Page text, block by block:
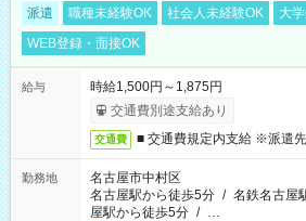
派遣 職種未経験OK 社会人未経験OK 大
WEB登録・面接OK
給与
時給1,500円～1,875円
交通費別途支給あり
交通費 ■ 交通費規定内支給 ※派遣
勤務地
名古屋市中村区
名古屋駅から徒歩5分 / 名鉄名古屋
屋駅から徒歩5分 / …